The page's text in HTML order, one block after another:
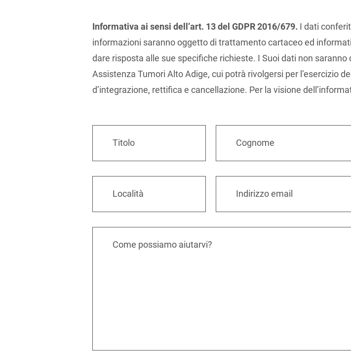
Informativa ai sensi dell’art. 13 del GDPR 2016/679. I dati
informazioni saranno oggetto di trattamento cartaceo ed
dare risposta alle sue specifiche richieste. I Suoi dati non
Assistenza Tumori Alto Adige, cui potrà rivolgersi per l’esercizio
d’integrazione, rettifica e cancellazione. Per la visione
Titolo Cognome
Località Indirizzo email
Come possiamo aiutarvi?